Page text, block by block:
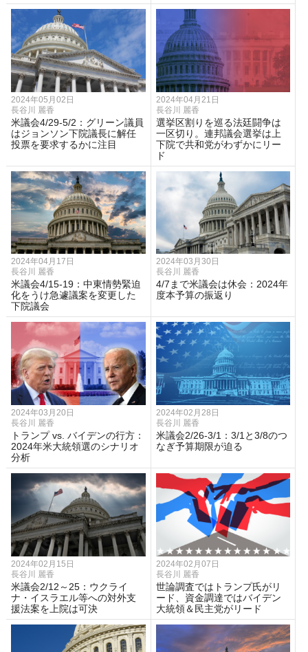
2024年05月02日
長谷川 麗香
米議会4/29-5/2：グリーン議員
はジョンソン下院議長に解任
投票を要求するかに注目
2024年04月21日
長谷川 麗香
選挙区割りを巡る法廷闘争は
一区切り。連邦議会選挙は上
下院で共和党がわずかにリー
ド
2024年04月17日
長谷川 麗香
米議会4/15-19：中東情勢緊迫
化をうけ急遽議案を変更した
下院議会
2024年03月30日
長谷川 麗香
4/7まで米議会は休会：2024年
度本予算の振返り
2024年03月20日
長谷川 麗香
トランプ vs. バイデンの行方：
2024年米大統領選のシナリオ
分析
2024年02月28日
長谷川 麗香
米議会2/26-3/1：3/1と3/8のつ
なぎ予算期限が迫る
2024年02月15日
長谷川 麗香
米議会2/12～25：ウクライ
ナ・イスラエル等への対外支
援法案を上院は可決
2024年02月07日
長谷川 麗香
世論調査ではトランプ氏がリ
ード、資金調達ではバイデン
大統領＆民主党がリード